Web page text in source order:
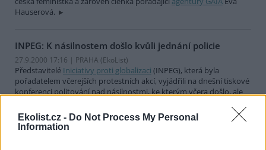
Ekolist.cz - Do Not Process My Personal
Information
Hauserová.
INPEG: K násilnostem došlo kvůli jednání policie
27.9.2000 17:16 | PRAHA (EkoList)
Představitelé Iniciativy proti globalizaci (INPEG), která byla
pořadatelem včerejších protestních akcí, vyjádřili na dnešní tiskové
konferenci politování nad násilnostmi, ke kterým včera došlo, ale
by prý policie reagovala včas.